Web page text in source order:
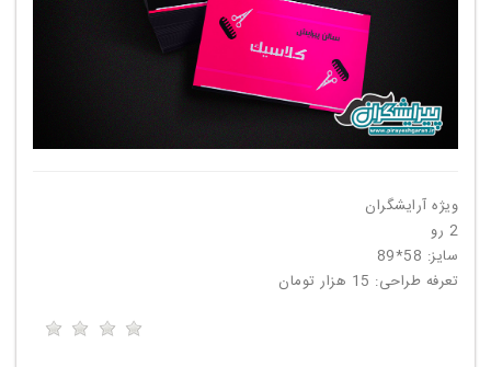
ویژه آرایشگران
2 رو
سایز: 58*89
تعرفه طراحی: 15 هزار تومان